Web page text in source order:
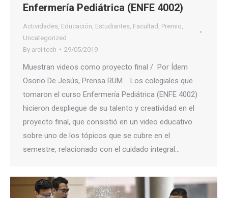
Enfermería Pediátrica (ENFE 4002)
Actividades Educación Estudiantes Facultad Premio
Uncategorized
By arci tech 29/05/2019
Muestran videos como proyecto final / Por Ídem
Osorio De Jesús, Prensa RUM. Los colegiales que
tomaron el curso Enfermería Pediátrica (ENFE 4002)
hicieron despliegue de su talento y creatividad en el
proyecto final, que consistió en un video educativo
sobre uno de los tópicos que se cubre en el
semestre, relacionado con el cuidado integral…